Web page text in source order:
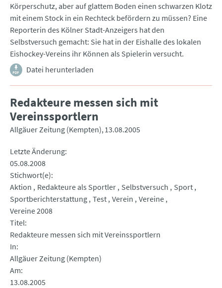
Körperschutz, aber auf glattem Boden einen schwarzen Klotz
mit einem Stock in ein Rechteck befördern zu müssen? Eine
Reporterin des Kölner Stadt-Anzeigers hat den
Selbstversuch gemacht: Sie hat in der Eishalle des lokalen
Eishockey-Vereins ihr Können als Spielerin versucht.
Datei herunterladen
Redakteure messen sich mit
Vereinssportlern
Allgäuer Zeitung (Kempten) 13.08.2005
Letzte Änderung
05.08.2008
Stichwort(e)
Aktion
Redakteure als Sportler Selbstversuch
Sport
Sportberichterstattung Test Verein Vereine
Vereine 2008
Titel
Redakteure messen sich mit Vereinssportlern
In
Allgäuer Zeitung (Kempten)
Am
13.08.2005